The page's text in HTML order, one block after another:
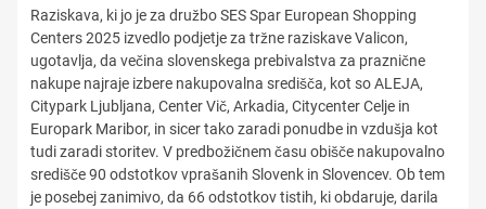
Raziskava, ki jo je za družbo SES Spar European Shopping
Centers 2025 izvedlo podjetje za tržne raziskave Valicon,
ugotavlja, da večina slovenskega prebivalstva za praznične
nakupe najraje izbere nakupovalna središča, kot so ALEJA,
Citypark Ljubljana, Center Vič, Arkadia, Citycenter Celje in
Europark Maribor, in sicer tako zaradi ponudbe in vzdušja kot
tudi zaradi storitev. V predbožičnem času obišče nakupovalno
središče 90 odstotkov vprašanih Slovenk in Slovencev. Ob tem
je posebej zanimivo, da 66 odstotkov tistih, ki obdaruje, darila